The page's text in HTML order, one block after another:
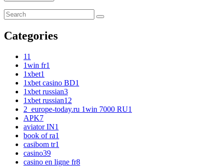
Categories
11
1win fr1
1xbet1
1xbet casino BD1
1xbet russian3
1xbet russian1 2
2_europe-today.ru 1win 7000 RU1
APK7
aviator IN1
book of ra1
casibom tr1
casino39
casino en ligne fr8